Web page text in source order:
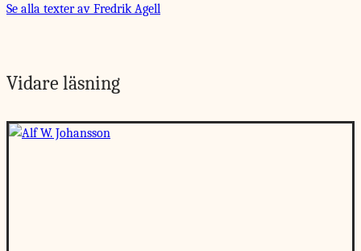
Se alla texter av Fredrik Agell
Vidare läsning